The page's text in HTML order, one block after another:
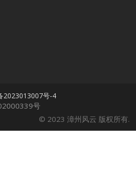
2023013007号-4
号
© 2023 漳州风云 版权所有.